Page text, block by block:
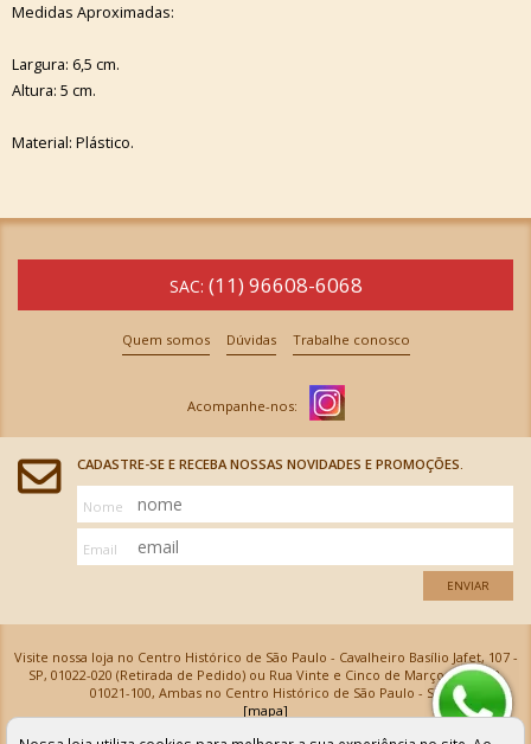
Medidas Aproximadas:
Largura: 6,5 cm.
Altura: 5 cm.
Material: Plástico.
SAC: (11) 96608-6068
Quem somos Dúvidas Trabalhe conosco
CADASTRE-SE E RECEBA NOSSAS NOVIDADES E PROMOÇÕES.
Nome
Email
ENVIAR
Visite nossa loja no Centro Histórico de São Paulo - Cavalheiro Basílio Jafet, 107 -
SP, 01022-020 (Retirada de Pedido) ou Rua Vinte e Cinco de Março, 576 - SP,
01021-100, Ambas no Centro Histórico de São Paulo - SP
[mapa]
Armarinhos Santa Cecília Ltda | CNPJ: 61.069.639/0001-18